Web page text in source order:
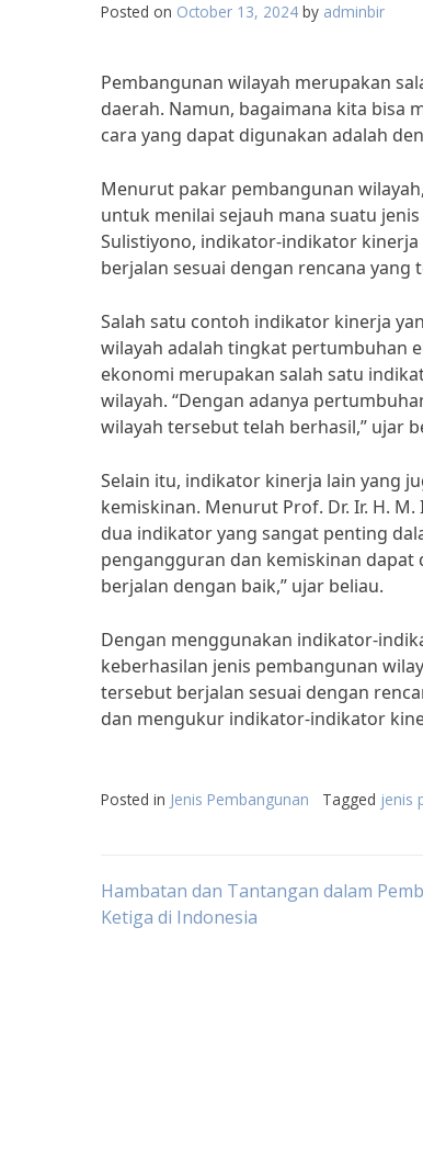
Posted on October 13, 2024 by adminbir
Pembangunan wilayah merupakan
daerah. Namun, bagaimana kita bisa
cara yang dapat digunakan adalah
Menurut pakar pembangunan
untuk menilai sejauh mana suatu
Sulistiyono, indikator-indikator
berjalan sesuai dengan rencana yang
Salah satu contoh indikator kinerja
wilayah adalah tingkat pertumbuhan
ekonomi merupakan salah satu
wilayah. “Dengan adanya
wilayah tersebut telah berhasil,” ujar
Selain itu, indikator kinerja lain yang
kemiskinan. Menurut Prof. Dr. Ir. H.
dua indikator yang sangat penting
pengangguran dan kemiskinan
berjalan dengan baik,” ujar beliau.
Dengan menggunakan indikator-
keberhasilan jenis pembangunan
tersebut berjalan sesuai dengan
dan mengukur indikator-indikator
Posted in Jenis Pembangunan Tagged jenis
Post
Hambatan dan Tantangan dalam
Ketiga di Indonesia